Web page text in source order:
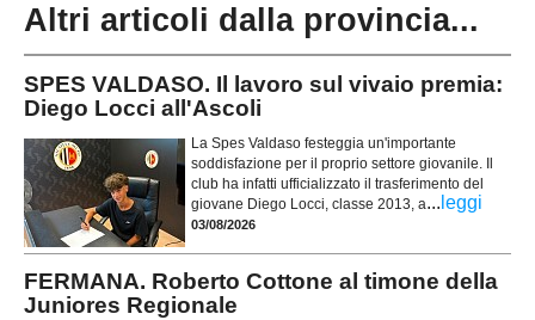
Altri articoli dalla provincia...
SPES VALDASO. Il lavoro sul vivaio premia:
Diego Locci all'Ascoli
La Spes Valdaso festeggia un'importante
soddisfazione per il proprio settore giovanile. Il
club ha infatti ufficializzato il trasferimento del
giovane Diego Locci, classe 2013, a... leggi
03/08/2026
FERMANA. Roberto Cottone al timone della
Juniores Regionale